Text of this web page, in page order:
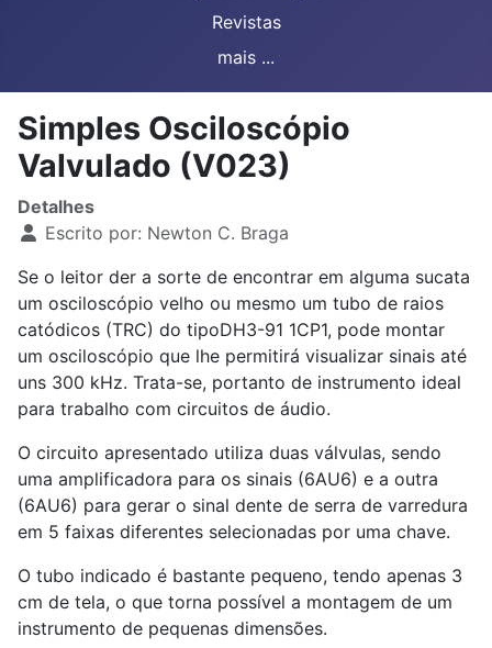
Revistas
mais ...
Simples Osciloscópio
Valvulado (V023)
Detalhes
Escrito por: Newton C. Braga
Se o leitor der a sorte de encontrar em alguma sucata
um osciloscópio velho ou mesmo um tubo de raios
catódicos (TRC) do tipoDH3-91 1CP1, pode montar
um osciloscópio que lhe permitirá visualizar sinais até
uns 300 kHz. Trata-se, portanto de instrumento ideal
para trabalho com circuitos de áudio.
O circuito apresentado utiliza duas válvulas, sendo
uma amplificadora para os sinais (6AU6) e a outra
(6AU6) para gerar o sinal dente de serra de varredura
em 5 faixas diferentes selecionadas por uma chave.
O tubo indicado é bastante pequeno, tendo apenas 3
cm de tela, o que torna possível a montagem de um
instrumento de pequenas dimensões.